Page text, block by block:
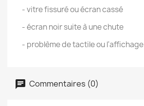
- vitre fissuré ou écran cassé
- écran noir suite à une chute
- problème de tactile ou l'affichage
Commentaires (0)